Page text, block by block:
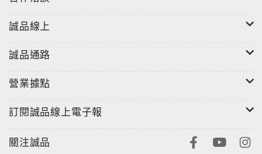
誠品線上
誠品通路
營業據點
訂閱誠品線上電子報
關注誠品